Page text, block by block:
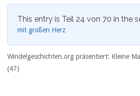
This entry is Teil 24 von 70 in the
mit großen Herz
Windelgeschichten.org präsentiert: Kleine
(47)